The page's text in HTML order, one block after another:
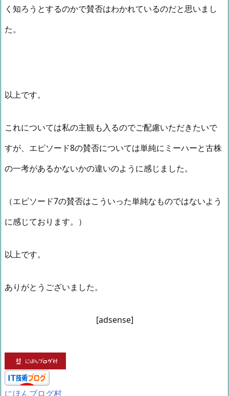
く知ろうとするのかで賛否はわかれているのだと思いまし
た。
以上です。
これについては私の主観も入るのでご配慮いただきたいで
すが、エピソード8の賛否については単純にミーハーと古株
の一考があるかないかの違いのように感じました。
（エピソード7の賛否はこういった単純なものではないよう
に感じております。）
以上です。
ありがとうございました。
[adsense]
にほんブログ村